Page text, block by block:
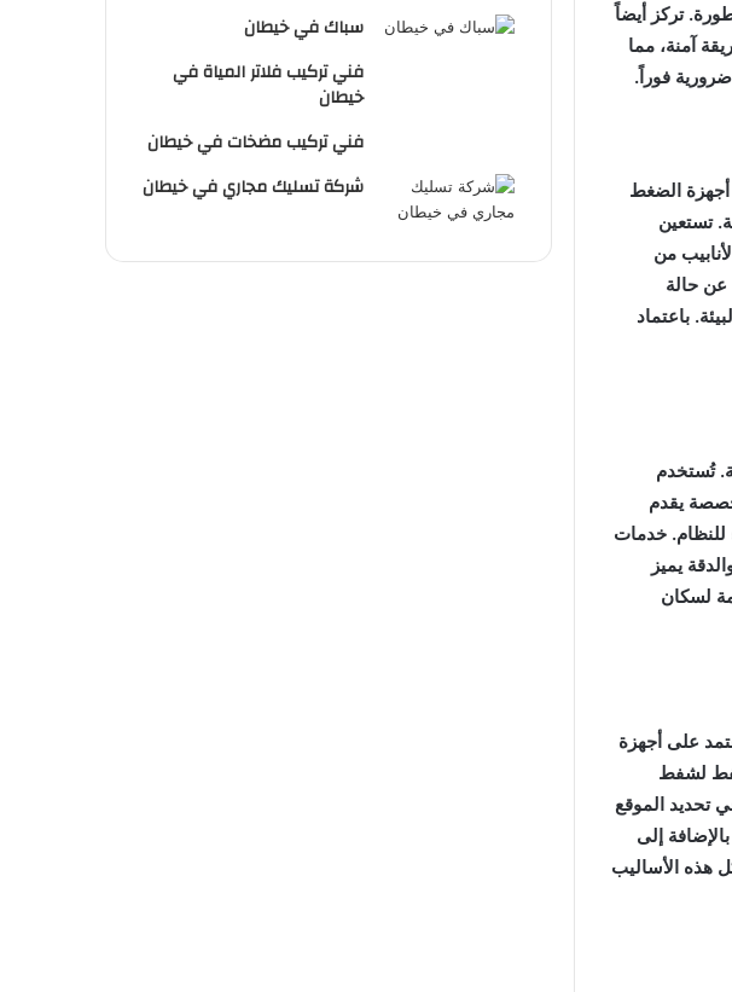
تركز أيضاً
آمنة، مما
فوراً.
الضغط
تستعين
من
عن حالة
باعتماد
تُستخدم
يقدم
للنظام. خدمات
يميز
لسكان
على أجهزة
لشفط
تحديد الموقع
إلى
هذه الأساليب
سباك في خيطان
فني تركيب فلاتر المياة في
خيطان
فني تركيب مضخات في خيطان
شركة تسليك مجاري في خيطان